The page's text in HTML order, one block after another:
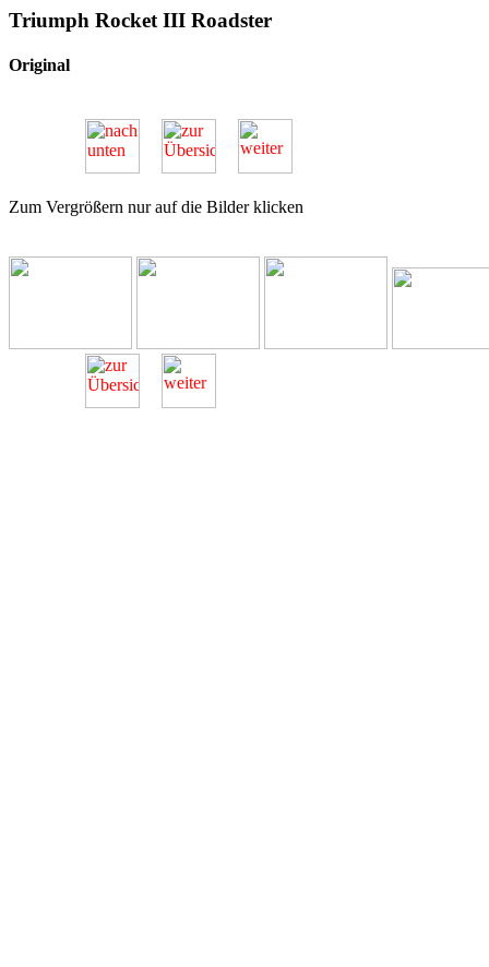
Triumph Rocket III Roadster
Original
Zum Vergrößern nur auf die Bilder klicken